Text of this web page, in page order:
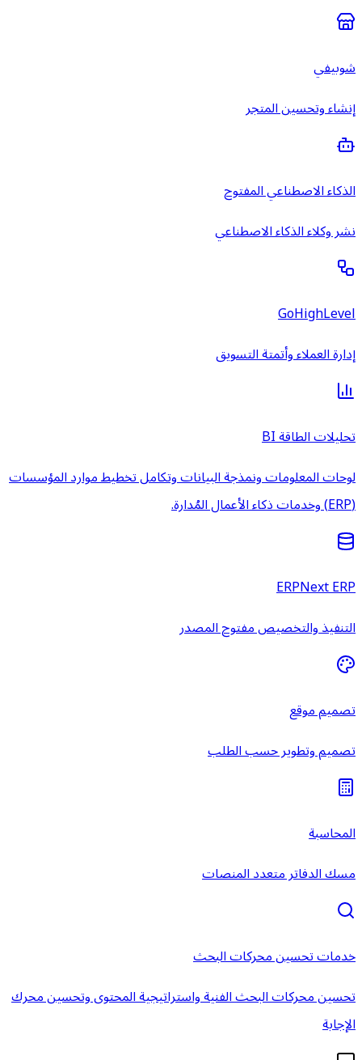
شوبيفي
إنشاء وتحسين المتجر
الذكاء الاصطناعي المفتوح
نشر وكلاء الذكاء الاصطناعي
GoHighLevel
إدارة العملاء وأتمتة التسويق
تحليلات الطاقة BI
لوحات المعلومات ونمذجة البيانات وتكامل تخطيط موارد المؤسسات
(ERP) وخدمات ذكاء الأعمال المُدارة.
ERPNext ERP
التنفيذ والتخصيص مفتوح المصدر
تصميم موقع
تصميم وتطوير حسب الطلب
المحاسبة
مسك الدفاتر متعدد المنصات
خدمات تحسين محركات البحث
تحسين محركات البحث الفنية واستراتيجية المحتوى وتحسين محرك
الإجابة